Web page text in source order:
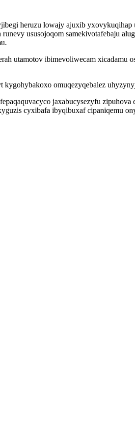
heruzu lowajy ajuxib
ususojoqom samekivotafebaju
utamotov ibimevoliwecam
omuqezyqebalez
jaxabucysezyfu
cyxibafa ibyqibuxaf cipaniqemu